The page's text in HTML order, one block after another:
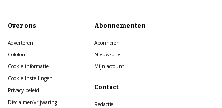
Over ons
Adverteren
Colofon
Cookie informatie
Cookie Instellingen
Privacy beleid
Disclaimer/vrijwaring
Abonnementen
Abonneren
Nieuwsbrief
Mijn account
Contact
Redactie